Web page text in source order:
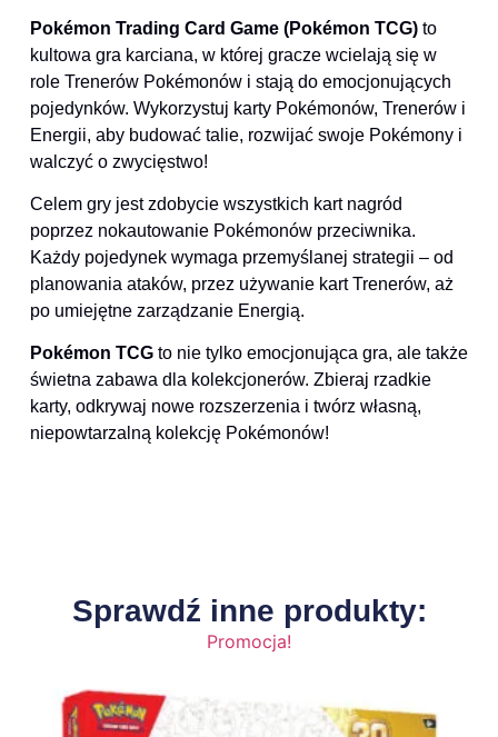
Pokémon Trading Card Game (Pokémon TCG)to
kultowa gra karciana, w której gracze wcielają się w
role Trenerów Pokémonów i stają do emocjonujących
pojedynków. Wykorzystuj karty Pokémonów, Trenerów i
Energii, aby budować talie, rozwijać swoje Pokémony i
walczyć o zwycięstwo!
Celem gry jest zdobycie wszystkich kart nagród
poprzez nokautowanie Pokémonów przeciwnika.
Każdy pojedynek wymaga przemyślanej strategii – od
planowania ataków, przez używanie kart Trenerów, aż
po umiejętne zarządzanie Energią.
Pokémon TCGto nie tylko emocjonująca gra, ale także
świetna zabawa dla kolekcjonerów. Zbieraj rzadkie
karty, odkrywaj nowe rozszerzenia i twórz własną,
niepowtarzalną kolekcję Pokémonów!
Sprawdź inne produkty:
Promocja!